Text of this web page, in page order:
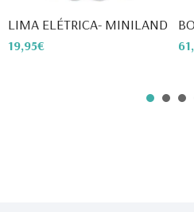
LIMA ELÉTRICA- MINILAND
19,95€